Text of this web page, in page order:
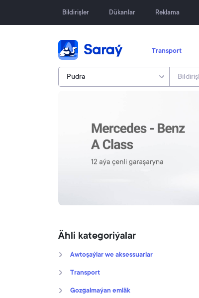
Bildirişler Dükanlar Reklama
Transport
Ähli kategoriýalar
Awtoşaýlar we aksessuarlar
Transport
Gozgalmaýan emläk